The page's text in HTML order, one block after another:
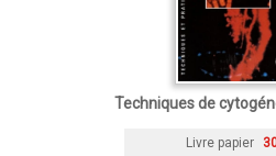
Techniques de
Livre papier